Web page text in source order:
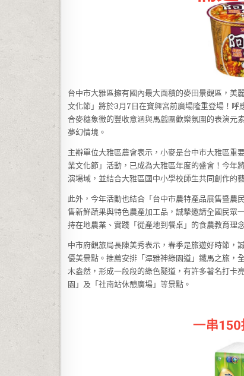
台中市大雅區擁有國內最大面積的麥田景觀區，美
文化節」將於3月7日在寶興宮前廣場隆重登場！
合麥穗象徵的豐收意涵與馬戲團歡樂氛圍的表演元
夢幻情境。
主辦單位大雅區農會表示，小麥是台中市大雅區
業文化節」活動，已成為大雅區年度的盛會！今年
演場域，並結合大雅區國中小學校師生共同創作的
此外，今年活動也結合「台中市農特產品展售暨農
售新鮮蔬果與特色農產加工品，誠摯邀請全國民眾
持在地農業、實踐「從產地到餐桌」的食農教育理
中市府觀旅局長陳美秀表示，春季是旅遊好時節
優美景點。推薦安排「潭雅神綠園道」鐵馬之旅，
木盎然，形成一段段的綠色隧道，有許多著名打卡
園」及「社南站休憩廣場」等景點。